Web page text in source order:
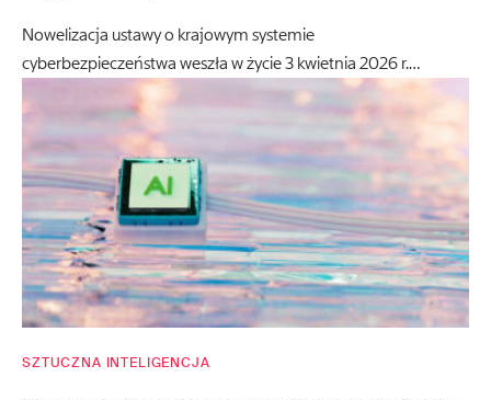
Nowelizacja ustawy o krajowym systemie
cyberbezpieczeństwa weszła w życie 3 kwietnia 2026 r.…
SZTUCZNA INTELIGENCJA